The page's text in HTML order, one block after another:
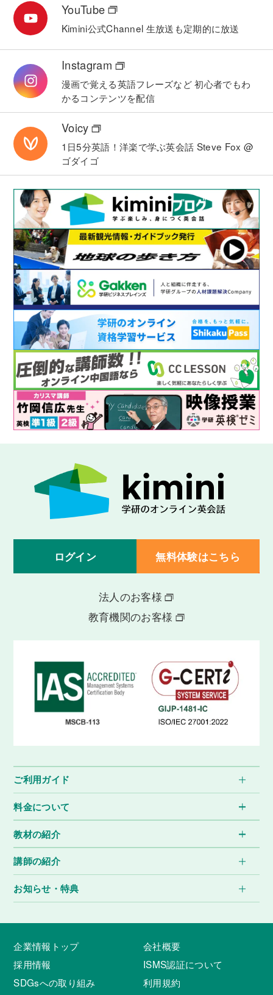
YouTube
Kimini公式Channel 生放送も定期的に放送
Instagram
漫画で覚える英語フレーズなど初心者でもわ
かるコンテンツを配信
Voicy
1日5分英語！洋楽で学ぶ英会話 Steve Fox @
ゴダイゴ
ログイン 無料体験はこちら
法人のお客様
教育機関のお客様
ご利用ガイド
料金について
教材の紹介
講師の紹介
お知らせ・特典
企業情報トップ
会社概要
採用情報
ISMS認証について
SDGsへの取り組み
利用規約